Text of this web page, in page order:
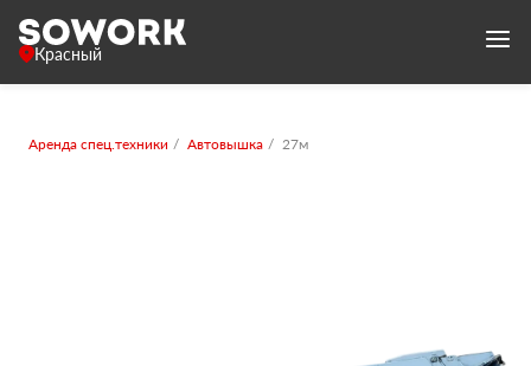
Красный
Аренда спец.техники Автовышка 27м